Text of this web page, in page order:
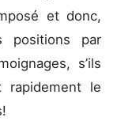
et donc,
positions par
s’ils
rapidement le